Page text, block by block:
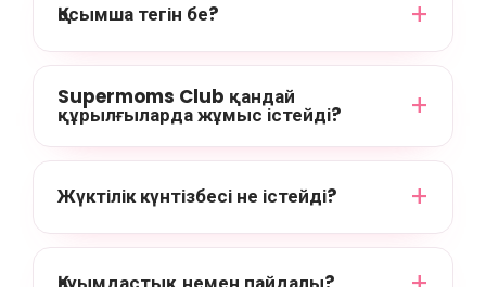
Қосымша тегін бе?
Supermoms Club қандай
құрылғыларда жұмыс істейді?
Жүктілік күнтізбесі не істейді?